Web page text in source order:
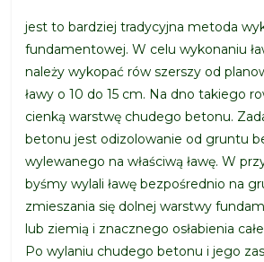
jest to bardziej tradycyjna metoda
fundamentowej. W celu wykonaniu
należy wykopać rów szerszy od
ławy o 10 do 15 cm. Na dno takiego
cienką warstwę chudego betonu.
betonu jest odizolowanie od gruntu
wylewanego na właściwą ławę. W
byśmy wylali ławę bezpośrednio na
zmieszania się dolnej warstwy
lub ziemią i znacznego osłabienia
Po wylaniu chudego betonu i jego